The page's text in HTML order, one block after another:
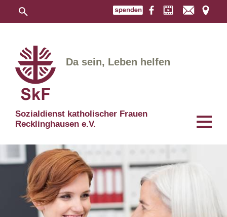
Sozialdienst katholischer Frauen
Recklinghausen e.V.
Da sein, Leben helfen